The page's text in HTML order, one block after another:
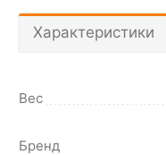
Характеристики
Вес
Бренд